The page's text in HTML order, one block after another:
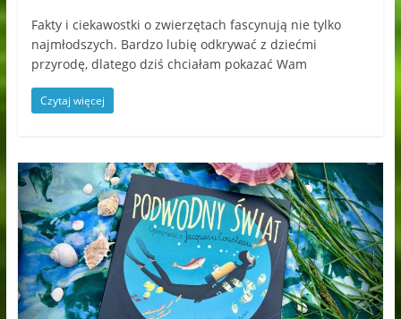
Fakty i ciekawostki o zwierzętach fascynują nie tylko
najmłodszych. Bardzo lubię odkrywać z dziećmi
przyrodę, dlatego dziś chciałam pokazać Wam
Czytaj więcej